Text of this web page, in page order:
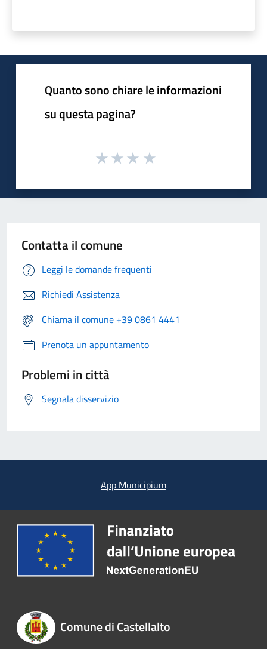
Quanto sono chiare le informazioni
su questa pagina?
Contatta il comune
Leggi le domande frequenti
Richiedi Assistenza
Chiama il comune +39 0861 4441
Prenota un appuntamento
Problemi in città
Segnala disservizio
App Municipium
Comune di Castellalto